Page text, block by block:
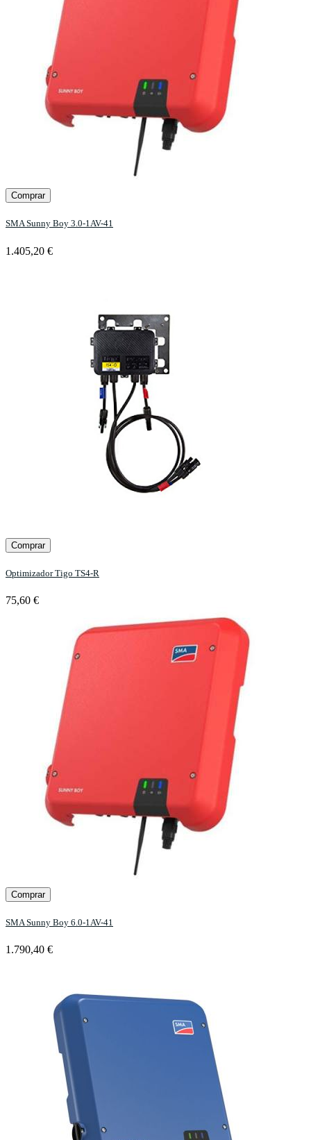
Comprar
SMA Sunny Boy 3.0-1AV-41
1.405,20 €
Comprar
Optimizador Tigo TS4-R
75,60 €
Comprar
SMA Sunny Boy 6.0-1AV-41
1.790,40 €